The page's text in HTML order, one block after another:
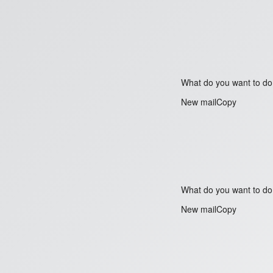
What do you want to
New mailCopy
What do you want to
New mailCopy